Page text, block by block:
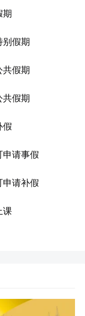
期
别假期
共假期
共假期
假
申请事假
申请补假
课